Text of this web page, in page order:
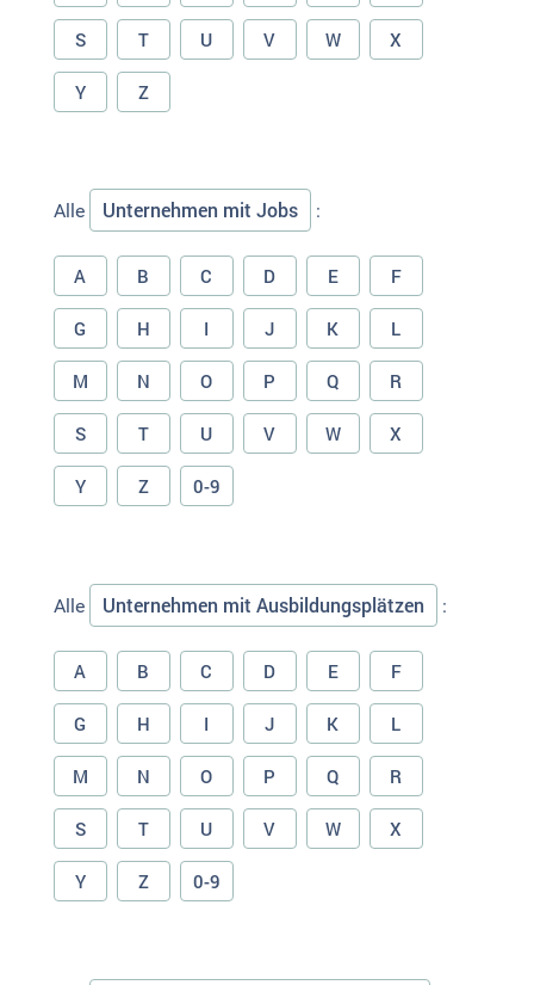
S T U V W X
Y Z
Alle Unternehmen mit Jobs :
A B C D E F
G H I J K L
M N O P Q R
S T U V W X
Y Z 0-9
Alle Unternehmen mit Ausbildungsplätzen :
A B C D E F
G H I J K L
M N O P Q R
S T U V W X
Y Z 0-9